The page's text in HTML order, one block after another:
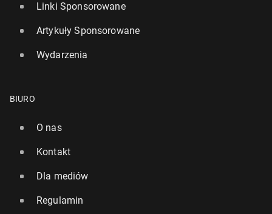
Linki Sponsorowane
Artykuły Sponsorowane
Wydarzenia
BIURO
O nas
Kontakt
Dla mediów
Regulamin